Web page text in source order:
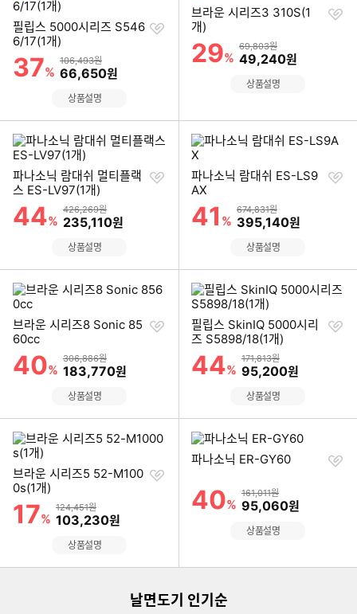
필립스 5000시리즈 S546
6/17(1개)
할인률
37%
상품금액
106,493원
할인금액
66,650원
찜
상품설명
브라운 시리즈3 310S(1
개)
할인률
29%
상품금액
69,803원
할인금액
49,240원
찜
상품설명
파나소닉 람대쉬 멀티플랙
스 ES-LV97(1개)
할인률
44%
상품금액
426,269원
할인금액
235,110원
찜
상품설명
파나소닉 람대쉬 ES-LS9
AX
할인률
41 %
상품금액
674,831원
할인금액
395,140원
찜
상품설명
브라운 시리즈8 Sonic 85
60cc
할인률
40%
상품금액
306,886원
할인금액
183,770원
찜
상품설명
필립스 SkinIQ 5000시리
즈 S5898/18(1개)
할인률
44%
상품금액
171,813원
할인금액
95,200원
찜
상품설명
브라운 시리즈5 52-M100
0s(1개)
할인률
17%
상품금액
124,451원
할인금액
103,230원
찜
상품설명
파나소닉 ER-GY60
할인률
40%
상품금액
161,011원
할인금액
95,060원
찜
상품설명
날면도기 인기순